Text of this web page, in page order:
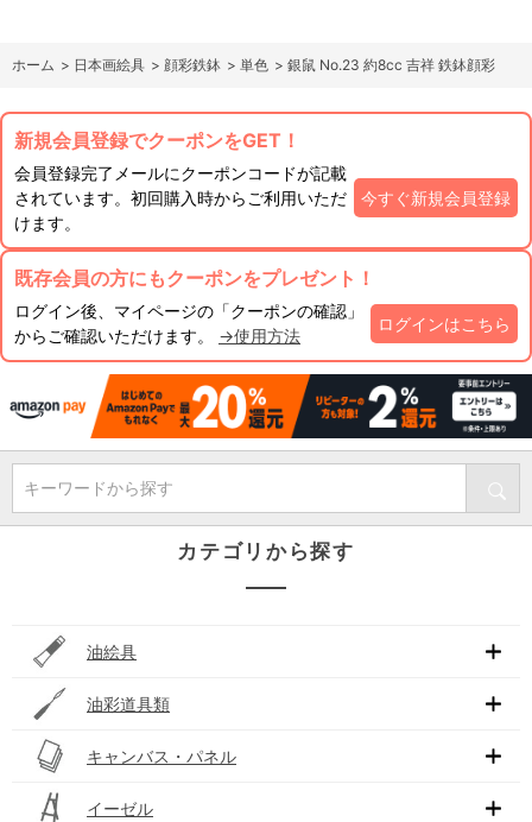
ホーム > 日本画絵具 > 顔彩鉄鉢 > 単色 > 銀鼠 No.23 約8cc 吉祥 鉄鉢顔彩
新規会員登録でクーポンをGET！
会員登録完了メールにクーポンコードが記載
されています。初回購入時からご利用いただ
けます。
今すぐ新規会員登録
既存会員の方にもクーポンをプレゼント！
ログイン後、マイページの「クーポンの確認」
からご確認いただけます。 →使用方法
ログインはこちら
キーワードから探す
カテゴリから探す
油絵具
油彩道具類
キャンバス・パネル
イーゼル